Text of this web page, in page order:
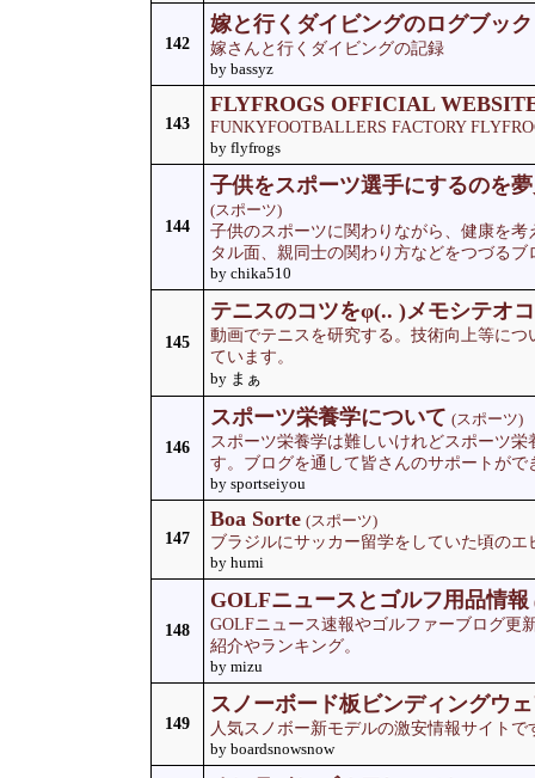
142
嫁と行くダイビングのログブック
嫁さんと行くダイビングの記録
by bassyz
143
FLYFROGS OFFICIAL
FUNKYFOOTBALLERS FACTORY
by flyfrogs
144
子供をスポーツ選手にするのを
(スポーツ)
子供のスポーツに関わりながら、健康を
タル面、親同士の関わり方などをつづるブ
by chika510
145
テニスのコツをφ(.. )メモシテオ
動画でテニスを研究する。技術向上等に
ています。
by まぁ
146
スポーツ栄養学について (スポーツ)
スポーツ栄養学は難しいけれどスポーツ
す。ブログを通して皆さんのサポートがで
by sportseiyou
147
Boa Sorte (スポーツ)
ブラジルにサッカー留学をしていた頃の
by humi
148
GOLFニュースとゴルフ用品情報
GOLFニュース速報やゴルファーブログ更
紹介やランキング。
by mizu
149
スノーボード板ビンディングウ
人気スノボー新モデルの激安情報サイト
by boardsnowsnow